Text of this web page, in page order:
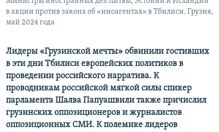
в акции против закона об «иноагентах» в Тбилиси. Грузия,
май 2024 года
Лидеры «Грузинской мечты» обвинили гостивших
в эти дни Тбилиси европейских политиков в
проведении российского нарратива. К
проводникам российской мягкой силы спикер
парламента Шалва Папуашвили также причислил
грузинских оппозиционеров и журналистов
оппозиционных СМИ. К полемике лидеров